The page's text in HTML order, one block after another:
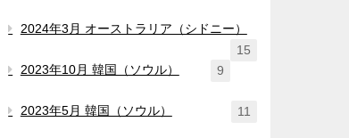
2024年3月 オーストラリア（シドニー）
15
2023年10月 韓国（ソウル）
9
2023年5月 韓国（ソウル） 11